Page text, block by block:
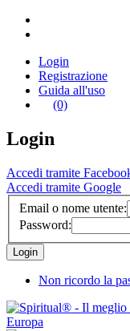
Login
Registrazione
Guida all'uso
(0)
Login
Accedi tramite
Accedi tramite Google
Email o nome utente:
Password:
Non ricordo la